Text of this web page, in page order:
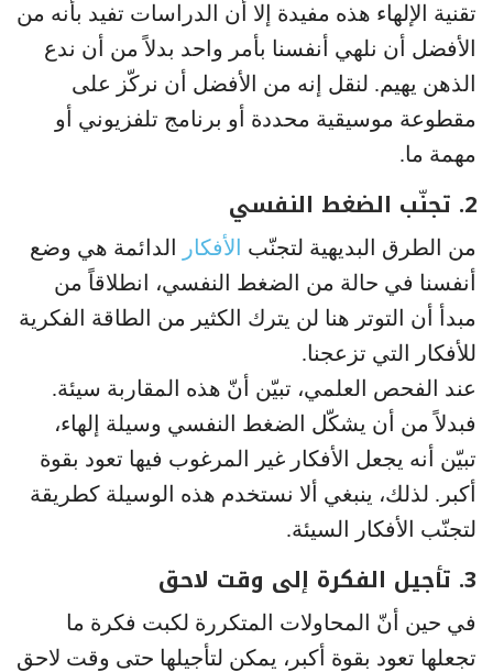
تقنية الإلهاء هذه مفيدة إلا أن الدراسات تفيد بأنه من
الأفضل أن نلهي أنفسنا بأمر واحد بدلاً من أن ندع
الذهن يهيم. لنقل إنه من الأفضل أن نركّز على
مقطوعة موسيقية محددة أو برنامج تلفزيوني أو
مهمة ما.
2. تجنّب الضغط النفسي
من الطرق البديهية لتجنّب الأفكار
الدائمة هي وضع
أنفسنا في حالة من الضغط النفسي، انطلاقاً من
مبدأ أن التوتر هنا لن يترك الكثير من الطاقة الفكرية
للأفكار التي تزعجنا.
عند الفحص العلمي، تبيّن أنّ هذه المقاربة سيئة.
فبدلاً من أن يشكّل الضغط النفسي وسيلة إلهاء،
تبيّن أنه يجعل الأفكار غير المرغوب فيها تعود بقوة
أكبر. لذلك، ينبغي ألا نستخدم هذه الوسيلة كطريقة
لتجنّب الأفكار السيئة.
3. تأجيل الفكرة إلى وقت لاحق
في حين أنّ المحاولات المتكررة لكبت فكرة ما
تجعلها تعود بقوة أكبر، يمكن لتأجيلها حتى وقت لاحق